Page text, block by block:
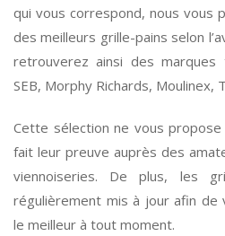
qui vous correspond, nous vous
des meilleurs grille-pains selon
retrouverez ainsi des marques
SEB, Morphy Richards, Moulinex,
Cette sélection ne vous
fait leur preuve auprès des
viennoiseries. De plus, les
régulièrement mis à jour afin
le meilleur à tout moment.